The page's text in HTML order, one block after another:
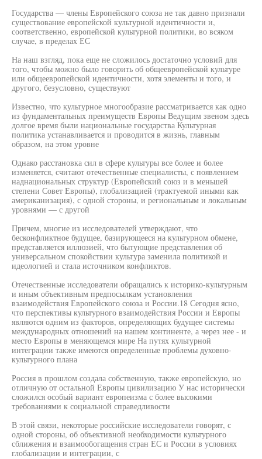
Государства — члены Европейского союза не так давно признали
существование европейской культурной идентичности и,
соответственно, европейской культурной политики, во всяком
случае, в пределах ЕС
На наш взгляд, пока еще не сложилось достаточно условий для
того, чтобы можно было говорить об общеевропейской культуре
или общеевропейской идентичности, хотя элементы и того, и
другого, безусловно, существуют
Известно, что культурное многообразие рассматривается как одно
из фундаментальных преимуществ Европы Ведущим звеном здесь
долгое время были национальные государства Культурная
политика устанавливается и проводится в жизнь, главным
образом, на этом уровне
Однако расстановка сил в сфере культуры все более и более
изменяется, считают отечественные специалисты, с появлением
наднациональных структур (Европейский союз и в меньшей
степени Совет Европы), глобализацией (трактуемой иными как
американизация), с одной стороны, и региональным и локальным
уровнями — с другой
Причем, многие из исследователей утверждают, что
бесконфликтное будущее, базирующееся на культурном обмене,
представляется иллюзией, что бытующие представления об
универсальном спокойствии культура заменила политикой и
идеологией и стала источником конфликтов.
Отечественные исследователи обращались к историко-культурным
и иным объективным предпосылкам установления
взаимодействия Европейского союза и России.18 Сегодня ясно,
что перспективы культурного взаимодействия России и Европы
являются одним из факторов, определяющих будущее системы
международных отношений на нашем континенте, а через нее - и
место Европы в меняющемся мире На путях культурной
интеграции также имеются определенные проблемы духовно-
культурного плана
Россия в прошлом создала собственную, также европейскую, но
отличную от остальной Европы цивилизацию У нас исторически
сложился особый вариант европеизма с более высокими
требованиями к социальной справедливости
В этой связи, некоторые российские исследователи говорят, с
одной стороны, об объективной необходимости культурного
сближения и взаимообогащения стран ЕС и России в условиях
глобализации и интеграции, с